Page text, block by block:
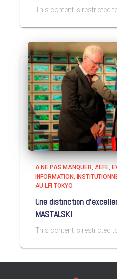
This content is restricted
A NE PAS MANQUER AEFE
INFORMATION
AU LFI TOKYO
Une distinction
MASTALSKI
This content is restricted